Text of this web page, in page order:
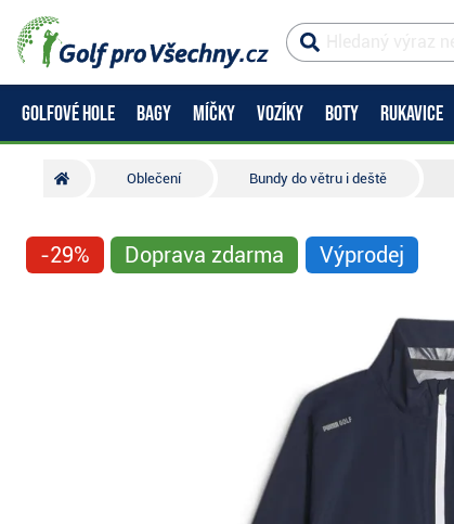
GOLFOVÉ HOLE BAGY MÍČKY VOZÍKY BOTY RUKAVICE
Oblečení Bundy do větru i deště
-29% Doprava zdarma Výprodej